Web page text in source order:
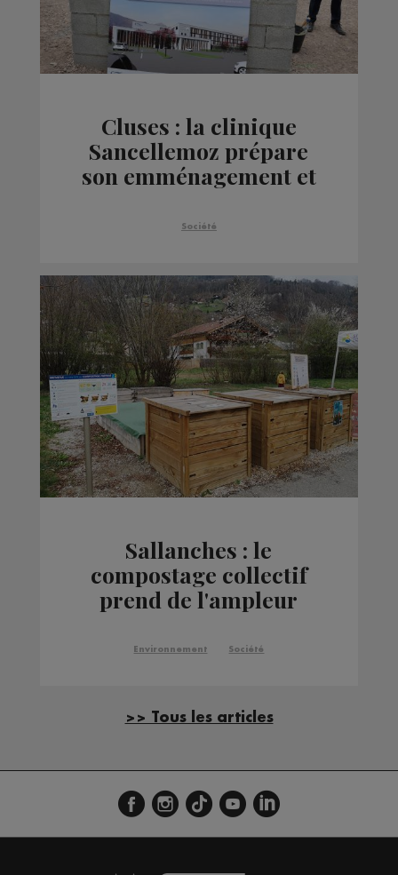
Cluses : la clinique
Sancellemoz prépare
son emménagement et
Société
Sallanches : le
compostage collectif
prend de l'ampleur
Environnement Société
>> Tous les articles